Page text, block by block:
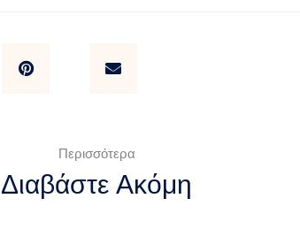
Περισσότερα
Διαβάστε Ακόμη